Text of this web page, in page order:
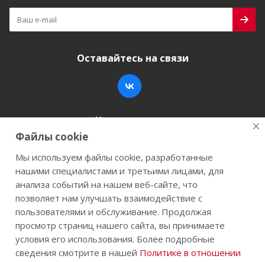
Оставайтесь на связи
Наши контакты
+7 (846) 200-05-15
г. Самара, ул. Заводское шоссе, 17
2026 © Строй-К.рф. Сайт не является публичной
офертой.
Файлы cookie
Мы используем файлы cookie, разработанные
нашими специалистами и третьими лицами, для
анализа событий на нашем веб-сайте, что
позволяет нам улучшать взаимодействие с
пользователями и обслуживание. Продолжая
просмотр страниц нашего сайта, вы принимаете
условия его использования. Более подробные
сведения смотрите в нашей Политике в отношении